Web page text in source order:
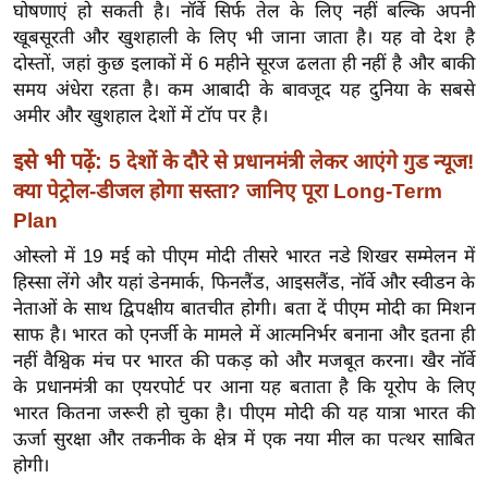
डि
या
सा
हि
ज
ग
त
ऑ
टो
व
र्ल्ड
न्यू
ज
ब्री
फ
घोषणाएं हो सकती है। नॉर्वे सिर्फ तेल के लिए नहीं बल्कि अपनी
खूबसूरती और खुशहाली के लिए भी जाना जाता है। यह वो देश है
दोस्तों, जहां कुछ इलाकों में 6 महीने सूरज ढलता ही नहीं है और बाकी
समय अंधेरा रहता है। कम आबादी के बावजूद यह दुनिया के सबसे
अमीर और खुशहाल देशों में टॉप पर है।
इसे भी पढ़ें: 5 देशों के दौरे से प्रधानमंत्री लेकर आएंगे गुड न्यूज!
क्या पेट्रोल-डीजल होगा सस्ता? जानिए पूरा Long-Term
Plan
ओस्लो में 19 मई को पीएम मोदी तीसरे भारत नडे शिखर सम्मेलन में
हिस्सा लेंगे और यहां डेनमार्क, फिनलैंड, आइसलैंड, नॉर्वे और स्वीडन के
नेताओं के साथ द्विपक्षीय बातचीत होगी। बता दें पीएम मोदी का मिशन
साफ है। भारत को एनर्जी के मामले में आत्मनिर्भर बनाना और इतना ही
नहीं वैश्विक मंच पर भारत की पकड़ को और मजबूत करना। खैर नॉर्वे
के प्रधानमंत्री का एयरपोर्ट पर आना यह बताता है कि यूरोप के लिए
भारत कितना जरूरी हो चुका है। पीएम मोदी की यह यात्रा भारत की
ऊर्जा सुरक्षा और तकनीक के क्षेत्र में एक नया मील का पत्थर साबित
होगी।